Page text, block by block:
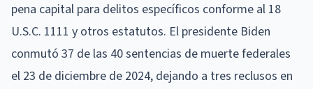
pena capital para delitos específicos conforme al 18
U.S.C. 1111 y otros estatutos. El presidente Biden
conmutó 37 de las 40 sentencias de muerte federales
el 23 de diciembre de 2024, dejando a tres reclusos en